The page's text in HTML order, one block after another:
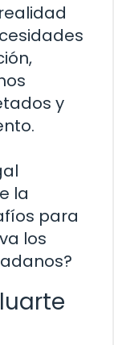
y
la
para
los